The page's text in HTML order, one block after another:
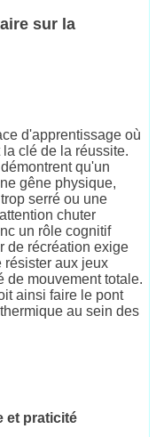
sur la
d'apprentissage où
clé de la réussite.
qu'un
gêne physique,
serré ou une
chuter
un rôle cognitif
de récréation exige
résister aux jeux
de mouvement totale.
ainsi faire le pont
au sein des
et praticité